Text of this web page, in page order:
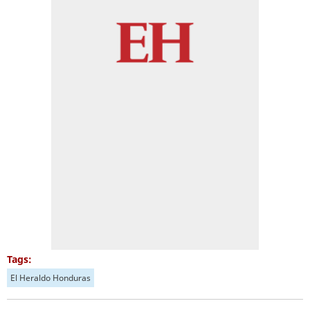
Tags:
El Heraldo Honduras